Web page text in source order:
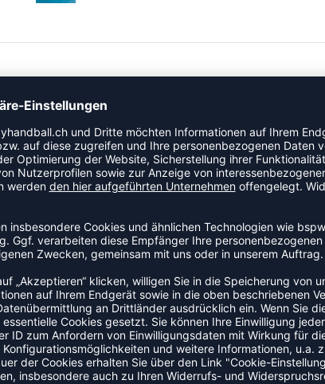
an den Start. Dieses Modell ist speziell für
Trainingsalltag seinen festen Platz hat. Ideal für den